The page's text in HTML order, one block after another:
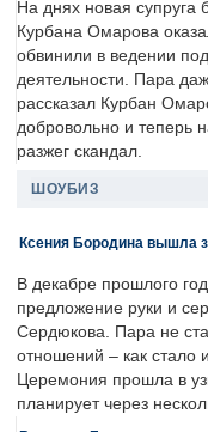
На днях новая
Курбана Омарова
обвинили в ведении
деятельности. Пара
рассказал Курбан
добровольно и теперь
разжег скандал.
ШОУБИЗ
Ксения Бородина вышла
В декабре прошлого
предложение руки и
Сердюкова. Пара не
отношений – как стало
Церемония прошла в
планирует через